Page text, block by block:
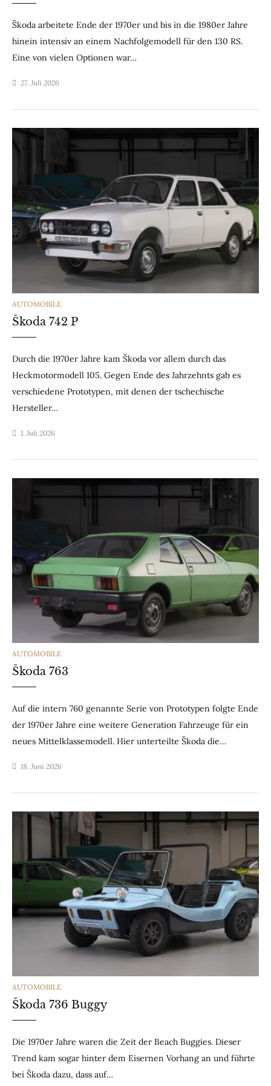
Škoda arbeitete Ende der 1970er und bis in die 1980er Jahre
hinein intensiv an einem Nachfolgemodell für den 130 RS.
Eine von vielen Optionen war…
27. Juli 2026
CATEGORIES
AUTOMOBILE
Škoda 742 P
Durch die 1970er Jahre kam Škoda vor allem durch das
Heckmotormodell 105. Gegen Ende des Jahrzehnts gab es
verschiedene Prototypen, mit denen der tschechische
Hersteller…
1. Juli 2026
CATEGORIES
AUTOMOBILE
Škoda 763
Auf die intern 760 genannte Serie von Prototypen folgte Ende
der 1970er Jahre eine weitere Generation Fahrzeuge für ein
neues Mittelklassemodell. Hier unterteilte Škoda die…
18. Juni 2026
CATEGORIES
AUTOMOBILE
Škoda 736 Buggy
Die 1970er Jahre waren die Zeit der Beach Buggies. Dieser
Trend kam sogar hinter dem Eisernen Vorhang an und führte
bei Škoda dazu, dass auf…